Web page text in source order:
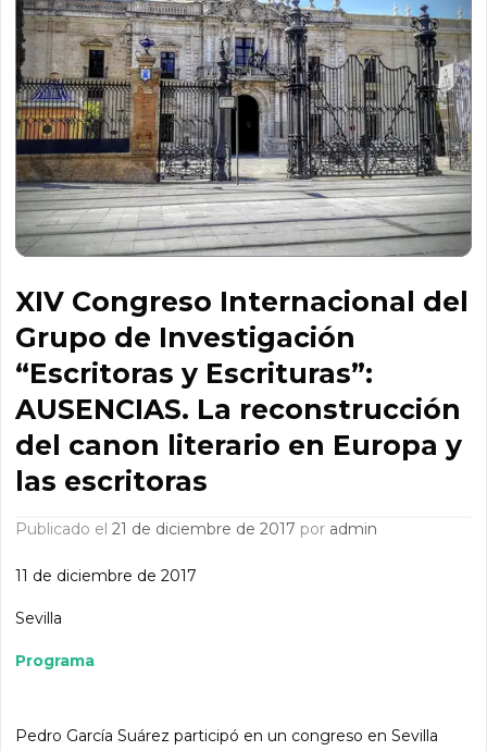
XIV Congreso Internacional del
Grupo de Investigación
“Escritoras y Escrituras”:
AUSENCIAS. La reconstrucción
del canon literario en Europa y
las escritoras
Publicado el21 de diciembre de 2017 por admin
11 de diciembre de 2017
Sevilla
Programa
Pedro García Suárez participó en un congreso en Sevilla